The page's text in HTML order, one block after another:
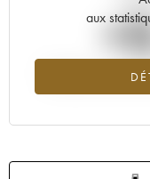
aux
Tendance à la